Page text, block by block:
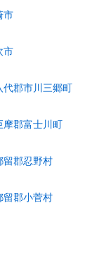
市
市
代郡市川三郷町
摩郡富士川町
留郡忍野村
留郡小菅村